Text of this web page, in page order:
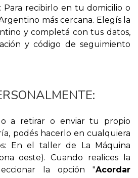
Para recibirlo en tu domicilio o
más cercana. Elegís la
y completá con tus datos,
y código de seguimiento
a retirar o enviar tu propio
podés hacerlo en cualquiera
En el taller de La Máquina
oeste). Cuando realices la
la opción "Acordar